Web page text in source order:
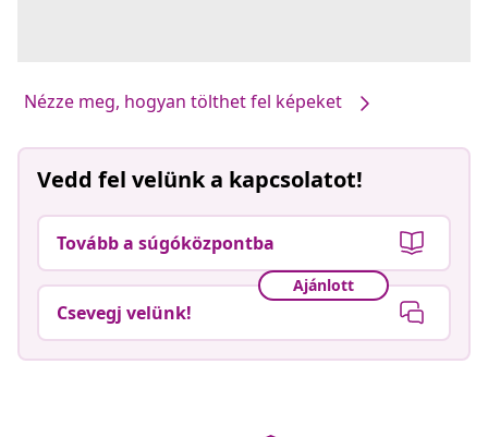
Nézze meg, hogyan tölthet fel képeket
Vedd fel velünk a kapcsolatot!
Tovább a súgóközpontba
Ajánlott
Csevegj velünk!